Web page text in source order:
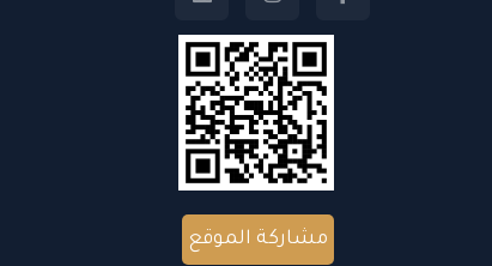
مشاركة الموقع